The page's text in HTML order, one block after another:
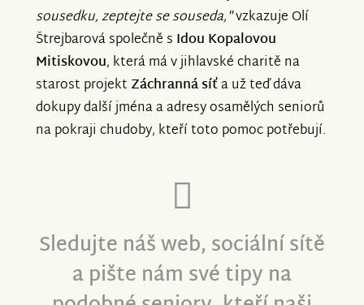
sousedku, zeptejte se souseda,"vzkazuje Olí
Štrejbarová společně s Idou Kopalovou
Mitiskovou, která má v jihlavské charitě na
starost projekt Záchranná síťa už teď dáva
dokupy další jména a adresy osamělých seniorů
na pokraji chudoby, kteří toto pomoc potřebují.
Sledujte náš web, sociální sítě
apište nám své tipy na